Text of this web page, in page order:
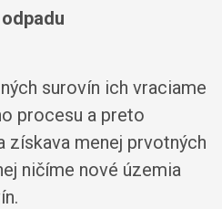
surovín ich vraciame
procesu a preto
získava menej prvotných
ničíme nové územia